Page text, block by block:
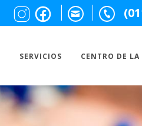
SERVICIOS CENTRO DE LA